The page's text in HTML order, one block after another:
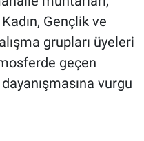
Gençlik ve
grupları üyeleri
geçen
vurgu